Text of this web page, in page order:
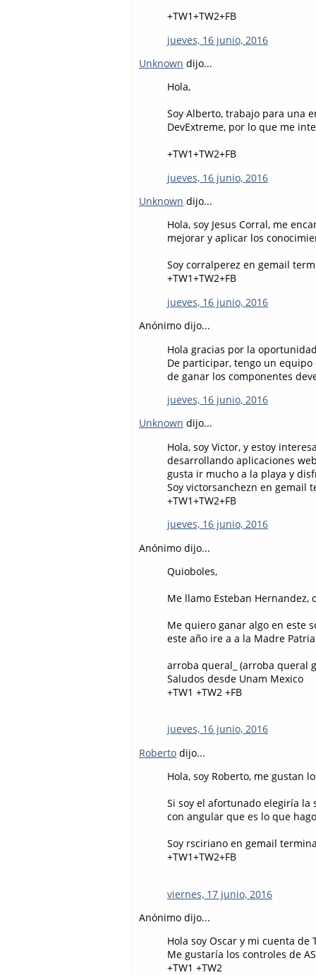
+TW1+TW2+FB
jueves, 16 junio, 2016
Unknown dijo...
Hola,
Soy Alberto, trabajo para una
DevExtreme, por lo que me
+TW1+TW2+FB
jueves, 16 junio, 2016
Unknown dijo...
Hola, soy Jesus Corral, me
mejorar y aplicar los
Soy corralperez en gemail
+TW1+TW2+FB
jueves, 16 junio, 2016
Anónimo dijo...
Hola gracias por la
De participar, tengo un
de ganar los componentes
jueves, 16 junio, 2016
Unknown dijo...
Hola, soy Victor, y estoy
desarrollando aplicaciones
gusta ir mucho a la playa y
Soy victorsanchezn en gemail
+TW1+TW2+FB
jueves, 16 junio, 2016
Anónimo dijo...
Quioboles,
Me llamo Esteban
Me quiero ganar algo en este
este año ire a a la Madre
arroba queral_ (arroba queral
Saludos desde Unam Mexico
+TW1 +TW2 +FB
jueves, 16 junio, 2016
Roberto dijo...
Hola, soy Roberto, me gustan
Si soy el afortunado elegiría la
con angular que es lo que
Soy rsciriano en gemail
+TW1+TW2+FB
viernes, 17 junio, 2016
Anónimo dijo...
Hola soy Oscar y mi cuenta
Me gustaría los controles de
+TW1 +TW2